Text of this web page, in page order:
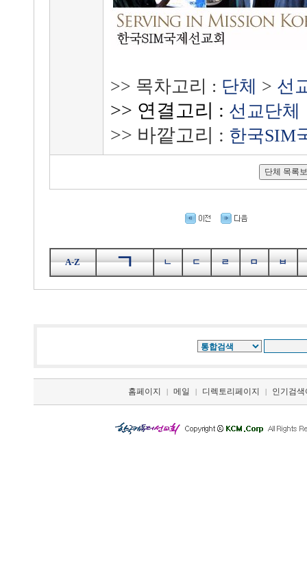
>> 목차고리 : 단체 > 선
>> 연결고리 : 선교단체
>> 바깥고리 : 한국SIM
A-Z ㄱ ㄴ ㄷ ㄹ ㅁ ㅂ
홈페이지 | 메일 | 디렉토리페이지 | 인기검색